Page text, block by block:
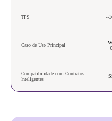
TPS
Caso de Uso Principal
Compatibilidade com Contratos
Inteligentes